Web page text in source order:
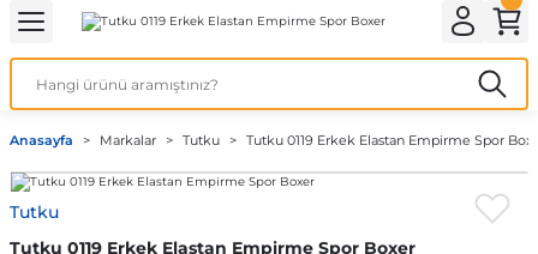
Geri Dön
Geri Dön
Geri Dön
İç Giyim
Geri Dön
Çorap
Geri Dön
Anasayfa Markalar Tutku Tutku 0119 Erkek Elastan Empirme Spor
Tutku
Tutku 0119 Erkek Elastan Empirme Spor Boxer